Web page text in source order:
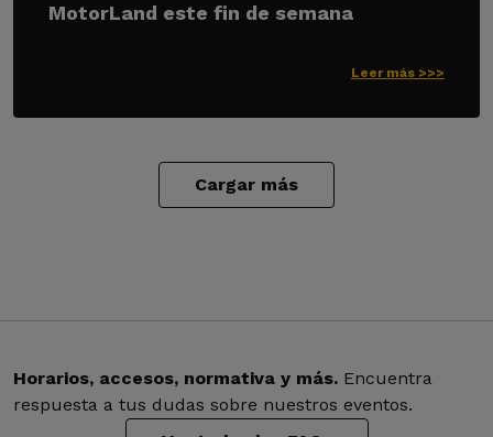
MotorLand este fin de semana
Leer más >>>
Cargar más
Horarios, accesos, normativa y más. Encuentra
respuesta a tus dudas sobre nuestros eventos.